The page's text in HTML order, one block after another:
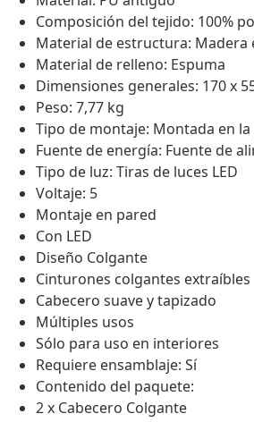
Composición del tejido: 100%
Material de estructura: Madera
Material de relleno: Espuma
Dimensiones generales: 170 x
Peso: 7,77 kg
Tipo de montaje: Montada en
Fuente de energía: Fuente de
Tipo de luz: Tiras de luces LED
Voltaje: 5
Montaje en pared
Con LED
Diseño Colgante
Cinturones colgantes extraíbles
Cabecero suave y tapizado
Múltiples usos
Sólo para uso en interiores
Requiere ensamblaje: Sí
Contenido del paquete:
2 x Cabecero Colgante